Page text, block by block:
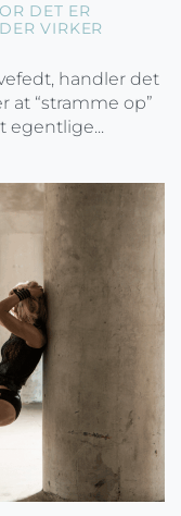
DET ER
VIRKER
handler det
at “stramme op”
egentlige...